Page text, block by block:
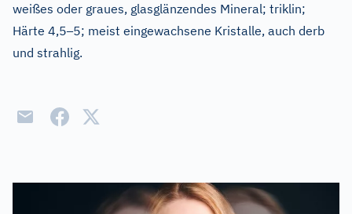
weißes oder graues, glasglänzendes Mineral; triklin;
Härte 4,5–5; meist eingewachsene Kristalle, auch derb
und strahlig.